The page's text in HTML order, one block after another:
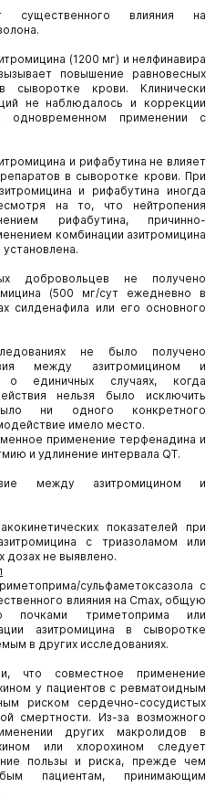
существенного влияния на
(1200 мг) и нелфинавира
повышение равновесных
сыворотке крови. Клинически
не наблюдалось и коррекции
одновременном применении с
и рифабутина не влияет
в сыворотке крови. При
и рифабутина иногда
на то, что нейтропения
рифабутина, причинно-
комбинации азитромицина
добровольцев не получено
(500 мг/сут ежедневно в
силденафила или его основного
не было получено
между азитромицином и
о единичных случаях, когда
нельзя было исключить
ни одного конкретного
имело место.
применение терфенадина и
и удлинение интервала QT.
между азитромицином и
показателей при
с триазоламом или
дозах не выявлено.
сульфаметоксазола с
влияния на Сmах, общую
почками триметоприма или
азитромицина в сыворотке
в других исследованиях.
что совместное применение
у пациентов с ревматоидным
риском сердечно-сосудистых
смертности. Из-за возможного
других макролидов в
или хлорохином следует
пользы и риска, прежде чем
пациентам, принимающим